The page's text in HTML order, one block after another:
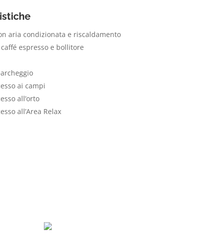
aria condizionata e riscaldamento
espresso e bollitore
ai campi
all’orto
all’Area Relax